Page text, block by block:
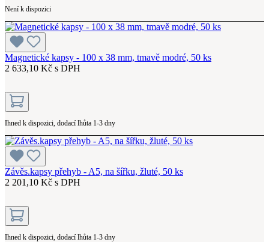
Není k dispozici
Magnetické kapsy - 100 x 38 mm, tmavě modré, 50 ks
2 633,10 Kč s DPH
Ihned k dispozici, dodací lhůta 1-3 dny
Závěs.kapsy přehyb - A5, na šířku, žluté, 50 ks
2 201,10 Kč s DPH
Ihned k dispozici, dodací lhůta 1-3 dny